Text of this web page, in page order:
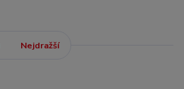
Nejdražší